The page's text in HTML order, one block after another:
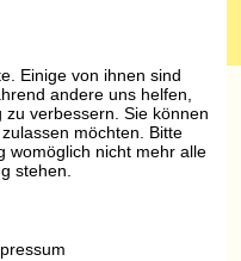
Einige von ihnen sind
andere uns helfen,
verbessern. Sie können
möchten. Bitte
womöglich nicht mehr alle
stehen.